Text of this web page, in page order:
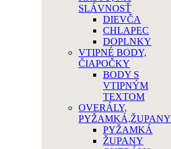
SLÁVNOSŤ
DIEVČA
CHLAPEC
DOPLNKY
VTIPNÉ BODY,
ČIAPOČKY
BODY S
VTIPNÝM
TEXTOM
OVERÁLY,
PYŽAMKÁ,ŽUPANY
PYŽAMKÁ
ŽUPANY